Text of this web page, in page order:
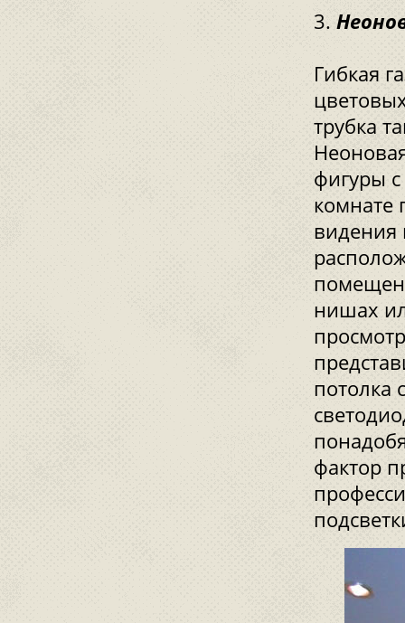
Гибкая
трубка
фигуры
комнате
видения
нишах
потолка
фактор